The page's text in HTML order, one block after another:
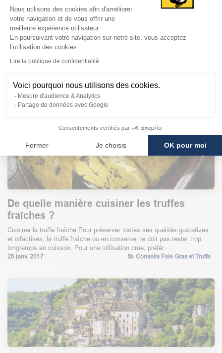
Plateforme de Gestion du
Nous utilisons des cookies afin d'améliorer
votre navigation et de vous offrir une
meilleure expérience utilisateur.
En poursuivant votre navigation sur notre site, vous acceptez
l’utilisation des cookies.
Lire la politique de confidentialité
Voici pourquoi nous utilisons des cookies.
Mesure d'audience & Analytics
Partage de données avec Google
Consentements certifiés par
Fermer Je choisis OK pour moi
Axeptio consent
Les garanties de La Charte du Foie Gras
Français
La charte des professionnels de la production du foie gras : Une
professionnels de la filière de production du foie gras ont engagé une
dé...
27 mars 2017
De quelle manière cuisiner les truffes
fraîches ?
Cuisiner la truffe fraîche Pour préserver toutes ses qualités gustatives
et olfactives, la truffe fraîche ou en conserve ne doit pas rester trop
longtemps en cuisson. Pour une utilisation crue, préfér...
25 janv. 2017 Conseils Foie Gras et Truffe